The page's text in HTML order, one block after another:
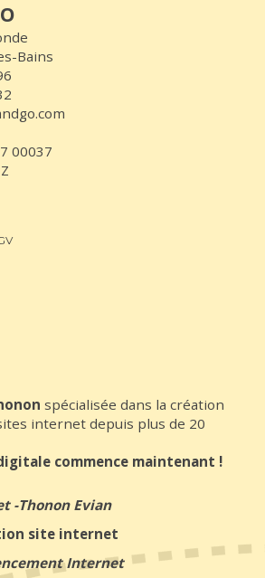
Bains
00037
spécialisée dans la création
internet depuis plus de 20
commence maintenant !
-Thonon Evian
site internet
Internet